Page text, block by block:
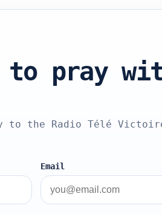
to pray
to the Radio Télé
Email